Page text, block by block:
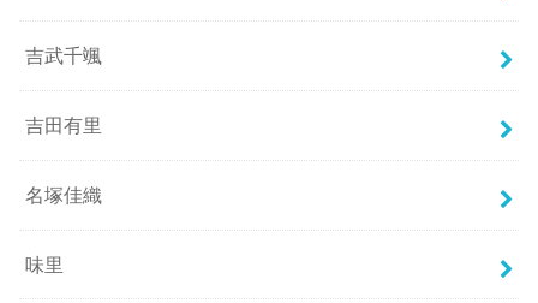
吉武千颯
吉田有里
名塚佳織
味里